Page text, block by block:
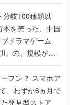
で初タッグを組
開発秘話
分岐100種類以
を売った、中国
ドラマゲーム
』の、規模が違
ーに聞いた
スマホア
、わずか6ヵ月で
発見型ストア